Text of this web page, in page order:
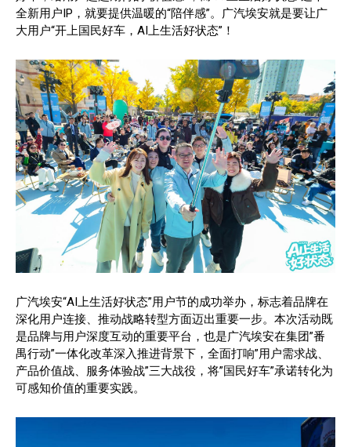
全新用户IP，就要提供温暖的“陪伴感”。广汽埃安就是要让广
大用户“开上国民好车，AI上生活好状态”！
广汽埃安“AI上生活好状态”用户节的成功举办，标志着品牌在
深化用户连接、推动战略转型方面迈出重要一步。本次活动既
是品牌与用户深度互动的重要平台，也是广汽埃安在集团”番
禺行动”一体化改革深入推进背景下，全面打响”用户需求战、
产品价值战、服务体验战”三大战役，将”国民好车”承诺转化为
可感知价值的重要实践。